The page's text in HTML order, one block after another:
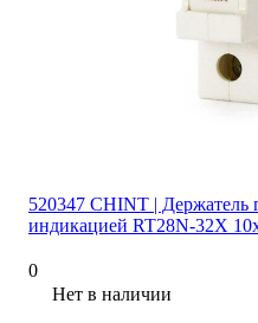
520347 CHINT | Держатель
индикацией RT28N-32X
0
Нет в наличии